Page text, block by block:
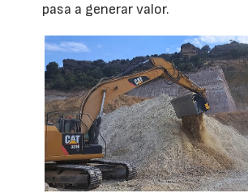
pasa a generar valor.